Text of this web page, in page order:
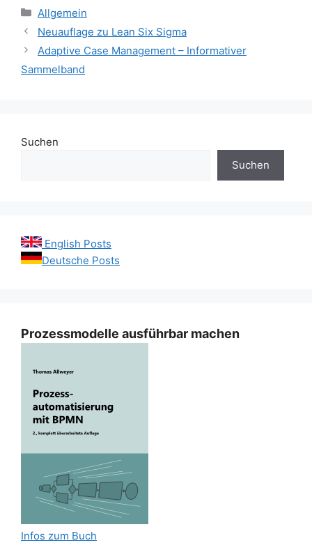
Kategorien
Allgemein
Neuauflage zu Lean Six Sigma
Adaptive Case Management – Informativer
Sammelband
Suchen
Suchen
English Posts
Deutsche Posts
Prozessmodelle ausführbar machen
Infos zum Buch